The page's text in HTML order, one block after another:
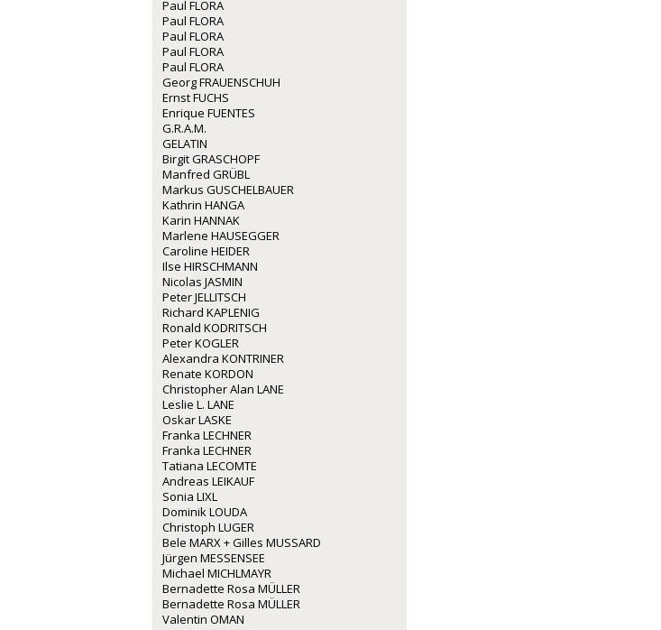
Paul FLORA
Paul FLORA
Paul FLORA
Paul FLORA
Paul FLORA
Georg FRAUENSCHUH
Ernst FUCHS
Enrique FUENTES
G.R.A.M.
GELATIN
Birgit GRASCHOPF
Manfred GRÜBL
Markus GUSCHELBAUER
Kathrin HANGA
Karin HANNAK
Marlene HAUSEGGER
Caroline HEIDER
Ilse HIRSCHMANN
Nicolas JASMIN
Peter JELLITSCH
Richard KAPLENIG
Ronald KODRITSCH
Peter KOGLER
Alexandra KONTRINER
Renate KORDON
Christopher Alan LANE
Leslie L. LANE
Oskar LASKE
Franka LECHNER
Franka LECHNER
Tatiana LECOMTE
Andreas LEIKAUF
Sonia LIXL
Dominik LOUDA
Christoph LUGER
Bele MARX + Gilles MUSSARD
Jürgen MESSENSEE
Michael MICHLMAYR
Bernadette Rosa MÜLLER
Bernadette Rosa MÜLLER
Valentin OMAN